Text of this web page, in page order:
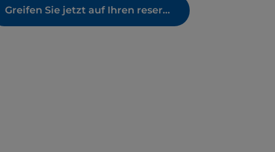
Greifen Sie jetzt auf Ihren reservierten Bereich zu